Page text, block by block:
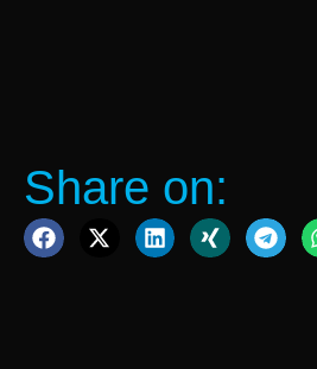
Share on: